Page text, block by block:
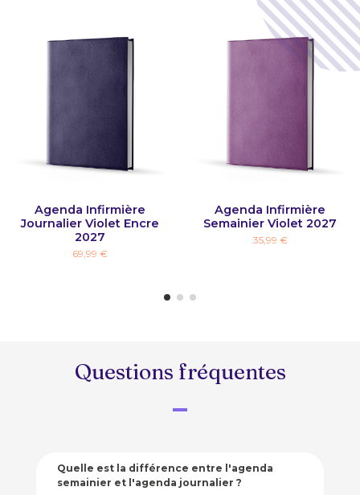
Agenda Infirmière
Journalier Violet Encre
2027
69,99 €
Agenda Infirmière
Semainier Violet 2027
35,99 €
Questions fréquentes
Quelle est la différence entre l'agenda
semainier et l'agenda journalier ?